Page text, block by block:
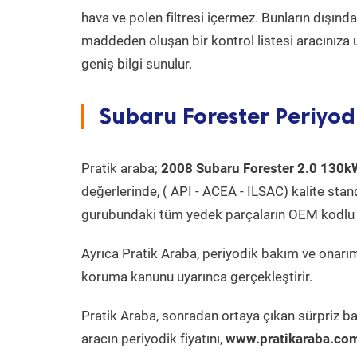
hava ve polen filtresi içermez. Bunların
maddeden oluşan bir kontrol listesi aracınıza
geniş bilgi sunulur.
Subaru Forester
Pratik araba; 2008 Subaru Forester 2.0
değerlerinde, ( API - ACEA - ILSAC) kalite
gurubundaki tüm yedek parçaların OEM
Ayrıca Pratik Araba, periyodik bakım ve
koruma kanunu uyarınca gerçekleştirir.
Pratik Araba, sonradan ortaya çıkan sürpriz
aracın periyodik fiyatını,